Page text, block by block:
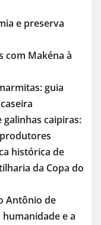
e preserva
com Makéna à
guia
galinhas caipiras:
histórica de
da Copa do
Antônio de
e a